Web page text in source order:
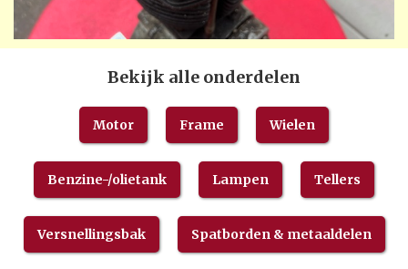
Bekijk alle onderdelen
Motor Frame Wielen
Benzine-/olietank Lampen Tellers
Versnellingsbak Spatborden & metaaldelen